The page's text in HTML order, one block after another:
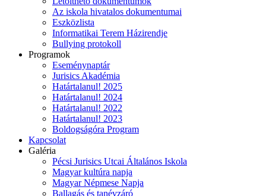
Az iskola hivatalos dokumentumai
Eszközlista
Informatikai Terem Házirendje
Bullying protokoll
Programok
Eseménynaptár
Jurisics Akadémia
Határtalanul! 2025
Határtalanul! 2024
Határtalanul! 2022
Határtalanul! 2023
Boldogságóra Program
Kapcsolat
Galéria
Pécsi Jurisics Utcai Általános Iskola
Magyar kultúra napja
Magyar Népmese Napja
Ballagás és tanévzáró